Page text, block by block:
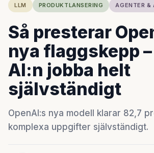
LLM PRODUKTLANSERING AGENTER &
Så presterar
nya flaggskepp
AI:n jobba helt
självständigt
OpenAI:s nya modell klarar 82,7
komplexa uppgifter självständigt.